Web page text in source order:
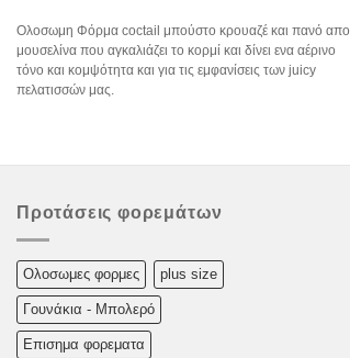
Ολοσωμη Φόρμα coctail μπούστο κρουαζέ και πανό απο
μουσελίνα που αγκαλιάζει το κορμί και δίνει ενα αέρινο
τόνο και κομψότητα και για τις εμφανίσεις των juicy
πελατισσών μας.
Προτάσεις φορεμάτων
Oλoσωμες φoρμες plus size
Γουνάκια - Μπολερό
Επισημα φορεματα